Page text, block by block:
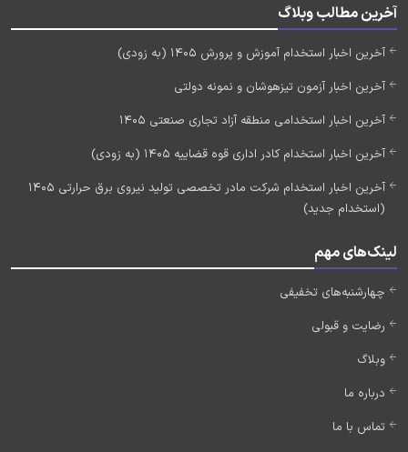
آخرین مطالب وبلاگ
آخرین اخبار استخدام آموزش و پرورش 1405 (به زودی)
آخرین اخبار آزمون تیزهوشان و نمونه دولتی
آخرین اخبار استخدامی منطقه آزاد تجاری صنعتی 1405
آخرین اخبار استخدام کادر اداری قوه قضاییه 1405 (به زودی)
آخرین اخبار استخدام شرکت مادر تخصصی تولید نیروی برق حرارتی 1405
(استخدام جدید)
لینک‌های مهم
چهارشنبه‌های تخفیفی
رضایت و قبولی
وبلاگ
درباره ما
تماس با ما